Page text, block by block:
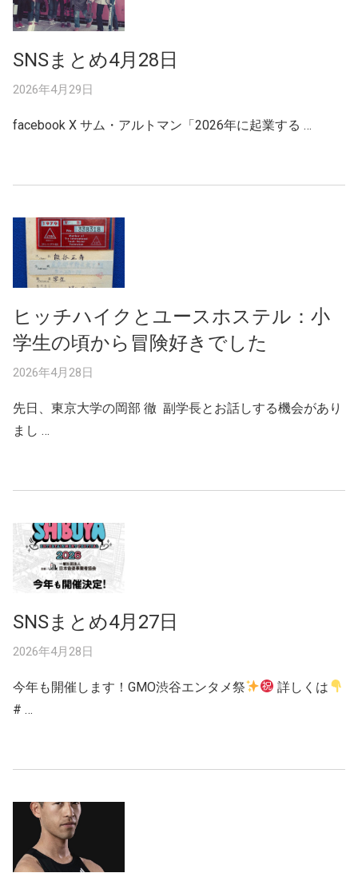
SNSまとめ4月28日
2026年4月29日
facebook X サム・アルトマン「2026年に起業する …
ヒッチハイクとユースホステル：小
学生の頃から冒険好きでした
2026年4月28日
先日、東京大学の岡部 徹 副学長とお話しする機会があり
まし …
SNSまとめ4月27日
2026年4月28日
今年も開催します！GMO渋谷エンタメ祭
詳しくは
# …